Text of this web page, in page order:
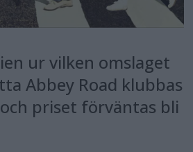
ur vilken omslaget
Abbey Road klubbas
priset förväntas bli